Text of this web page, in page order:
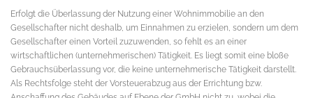
Erfolgt die Überlassung der Nutzung einer Wohnimmobilie an den
Gesellschafter nicht deshalb, um Einnahmen zu erzielen, sondern um dem
Gesellschafter einen Vorteil zuzuwenden, so fehlt es an einer
wirtschaftlichen (unternehmerischen) Tätigkeit. Es liegt somit eine bloße
Gebrauchsüberlassung vor, die keine unternehmerische Tätigkeit darstellt.
Als Rechtsfolge steht der Vorsteuerabzug aus der Errichtung bzw.